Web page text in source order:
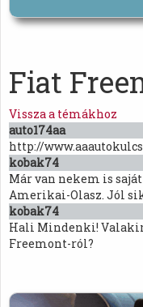
Fiat
Vissza a témákhoz
auto174aa
http://
kobak74
Már van nekem is
Amerikai-Olasz. Jól
kobak74
Hali Mindenki!
Freemont-ról?